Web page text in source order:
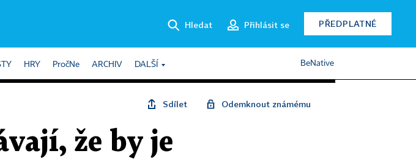
Hledat Přihlásit se PŘEDPLATNÉ
HRY PročNe ARCHIV DALŠÍ BeNative
Sdílet Odemknout známému
že by je